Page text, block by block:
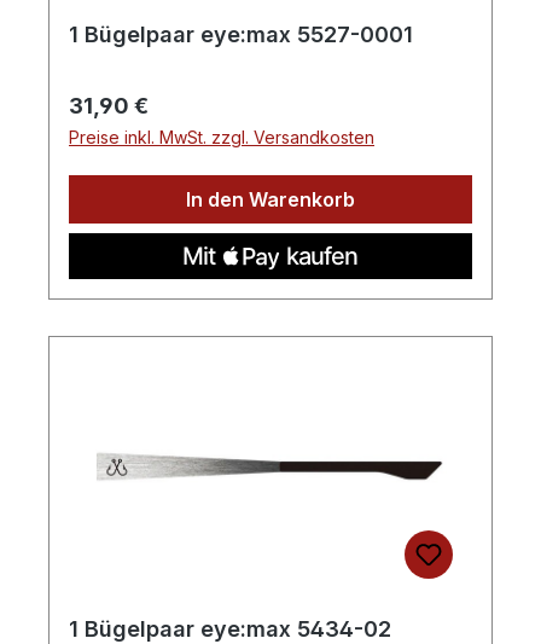
1 Bügelpaar eye:max 5527-0001
Regulärer Preis:
31,90 €
Preise inkl. MwSt. zzgl. Versandkosten
In den Warenkorb
1 Bügelpaar eye:max 5434-02